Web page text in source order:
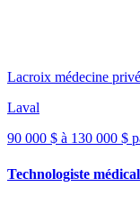
Lacroix médecine
Laval
90 000 $ à 130 000 $
Technologiste